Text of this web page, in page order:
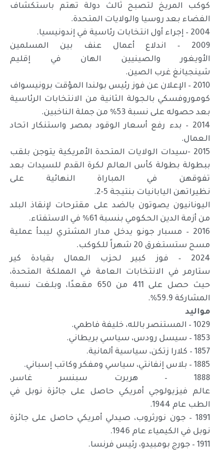
كوكب المريخ لتصبح ثالث دولة تهتم باستكشاف
الفضاء بعد روسيا والولايات المتحدة.
2004 – إجراء أول انتخابات رئاسية في إندونيسيا.
2009 – اندلاع أعمال عنف بين المسلمين
الأويغور والصينيين الهان في إقليم
شينجيانغ غرب الصين.
2010 – الإعلان عن فوز رئيس بولندا المؤقت برونيسواف
كوموروفسكي بالجولة الثانية من الانتخابات الرئاسية
بعد حصوله على نسبة 53% من جملة الناخبين.
2014 – بدء رفع أسعار الوقود بمصر واستنكار اتحاد
العمال.
2015 -سيدات الولايات المتحدة الأمريكية يتوجن بلقب
ببطولة بطولة كأس العالم لكرة القدم للسيدات بعد
تفوقهن في المباراة النهائية على
نظيراتهن اليابانيات بنتيجة 5-2.
اليونانيون يصوتون بالضد على مقترحات لإنقاذ البلد
من أزمة الدين الحكومي بنسبة 61% في الاستفتاء.
2016 – مسبار جونو يدخل مدار المشتري ليبدأ عملية
مسح ستستغرق 20 شهراً للكوكب.
2024 – فوز كبير لحزب العمال بقيادة كير
ستارمر في الانتخابات العامة في المملكة المتحدة،
حيث حصل على 411 من 650 مقعدًا، وبلغت نسبة
المشاركة 59.9%.
مواليد
1029 – المستنصر بالله، خليفة فاطمي.
1853 – سيسل رودس، سياسي بريطاني.
1857 – كلارا زتكن، سياسية ألمانية.
1885 – بلاس إنفانتي، سياسي ومفكر وكاتب إسباني.
1888 – هربرت سبنسر غاسر،
عالم فيزيولوجي أمريكي حاصل على جائزة نوبل في
الطب عام 1944.
1891 – جون نورثروب، صيدلي أمريكي حاصل على جائزة
نوبل في الكيمياء عام 1946.
1911 – جورج بومبيدو، رئيس فرنسا.